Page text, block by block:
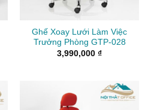
Ghế Xoay Lưới Làm Việc
Trưởng Phòng GTP-028
3,990,000 ₫